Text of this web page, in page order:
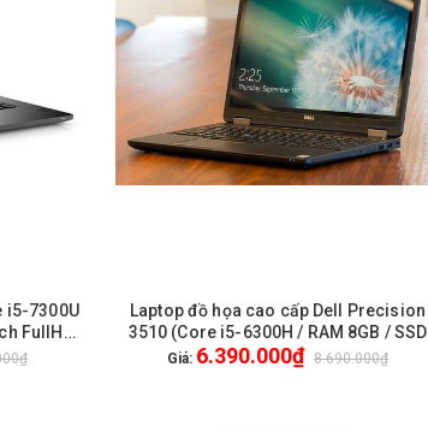
i5-7300U
FullHD
/ Win
HẾT HÀNG
Laptop đồ họa cao cấp Dell Precision
3510 (Core i5-6300H / RAM 8GB / SSD
256GB / VGA AMD R9 M360 2GB / 15.6
Giá: 6.390.000₫ 8.690.000₫